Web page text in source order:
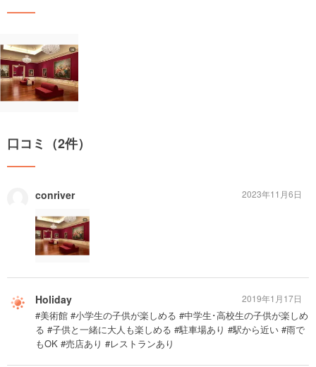
口コミ（2件）
conriver 2023年11月6日
Holiday
#美術館 #小学生の子供が楽しめる #中学生･高校生の子供が楽しめ
る #子供と一緒に大人も楽しめる #駐車場あり #駅から近い #雨で
もOK #売店あり #レストランあり
2019年1月17日